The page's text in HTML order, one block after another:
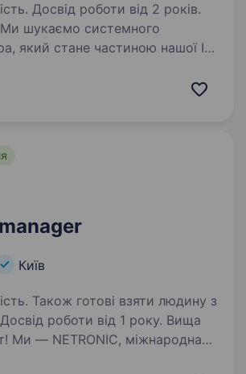
Досвід роботи від 2 років.
який стане частиною нашої ІТ-
корпоративної
Київ
Також готові взяти людину з
Досвід роботи від 1 року. Вища